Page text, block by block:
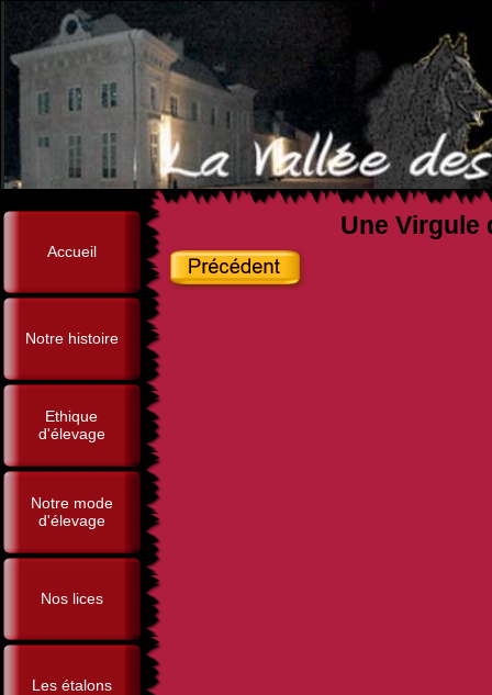
Accueil
Notre histoire
Ethique
d'élevage
Notre mode
d'élevage
Nos lices
Les étalons
Une Virgule